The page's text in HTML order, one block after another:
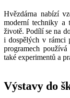
Hvězdárna nabízí
moderní techniky a
životě. Podílí se na
i dospělých v rámci
programech
také experimentů a
Výstavy do